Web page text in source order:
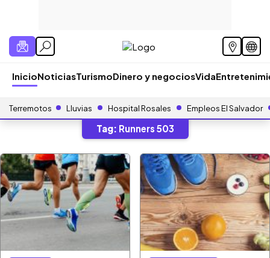
InicioNoticiasTurismoDinero y negociosVida
Terremotos Lluvias Hospital Rosales Empleos El Salvador
Tag: Runners 503